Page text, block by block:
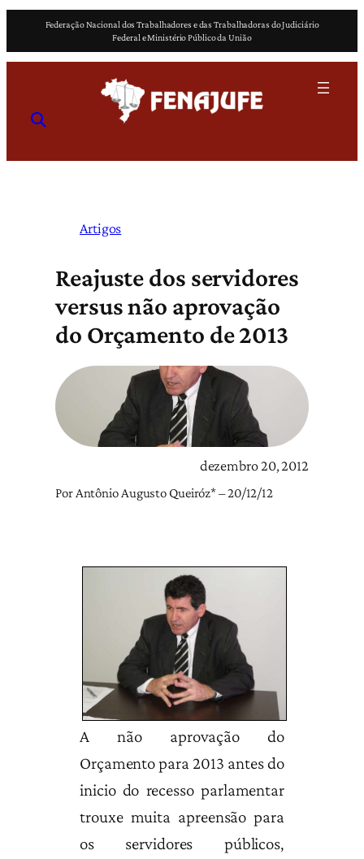
o
Federação Nacional dos Trabalhadores e das Trabalhadoras do Judiciário
Federal e Ministério Público da União
Artigos
Reajuste dos servidores
versus não aprovação
do Orçamento de 2013
dezembro 20, 2012
Por Antônio Augusto Queiróz* – 20/12/12
A não aprovação do
Orçamento para 2013 antes do
inicio do recesso parlamentar
trouxe muita apreensão para
os servidores públicos,